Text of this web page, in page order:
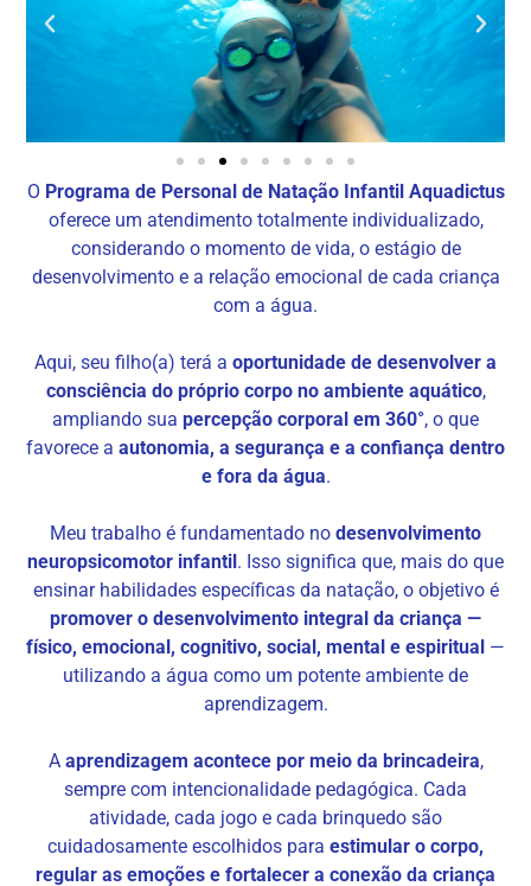
O Programa de Personal de Natação Infantil Aquadictus
oferece um atendimento totalmente individualizado,
considerando o momento de vida, o estágio de
desenvolvimento e a relação emocional de cada criança
com a água.
Aqui, seu filho(a) terá a oportunidade de desenvolver a
consciência do próprio corpo no ambiente aquático,
ampliando sua percepção corporal em 360°, o que
favorece a autonomia, a segurança e a confiança dentro
e fora da água.
Meu trabalho é fundamentado no desenvolvimento
neuropsicomotor infantil. Isso significa que, mais do que
ensinar habilidades específicas da natação, o objetivo é
promover o desenvolvimento integral da criança —
físico, emocional, cognitivo, social, mental e espiritual —
utilizando a água como um potente ambiente de
aprendizagem.
A aprendizagem acontece por meio da brincadeira,
sempre com intencionalidade pedagógica. Cada
atividade, cada jogo e cada brinquedo são
cuidadosamente escolhidos para estimular o corpo,
regular as emoções e fortalecer a conexão da criança